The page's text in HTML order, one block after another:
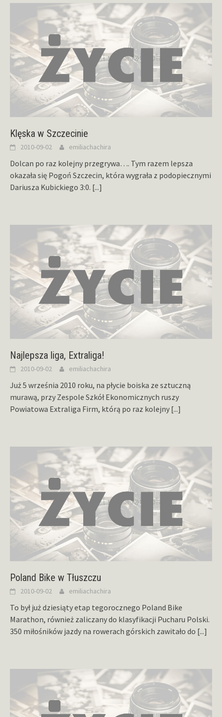
Klęska w Szczecinie
2010-09-02 emiliachachira
Dolcan po raz kolejny przegrywa…. Tym razem lepsza
okazała się Pogoń Szczecin, która wygrała z podopiecznymi
Dariusza Kubickiego 3:0. [...]
Najlepsza liga, Extraliga!
2010-09-02 emiliachachira
Już 5 września 2010 roku, na płycie boiska ze sztuczną
murawą, przy Zespole Szkół Ekonomicznych ruszy
Powiatowa Extraliga Firm, którą po raz kolejny [...]
Poland Bike w Tłuszczu
2010-09-02 emiliachachira
To był już dziesiąty etap tegorocznego Poland Bike
Marathon, również zaliczany do klasyfikacji Pucharu Polski.
350 miłośników jazdy na rowerach górskich zawitało do [...]